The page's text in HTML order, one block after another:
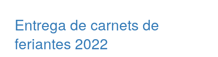
Entrega de carnets de
feriantes 2022